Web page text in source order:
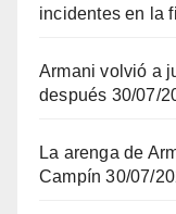
incidentes en la
Armani volvió a
después 30/07/
La arenga de
Campín 30/07/